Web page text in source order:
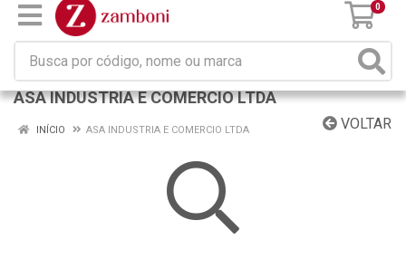
0
ASA INDUSTRIA E COMERCIO LTDA
VOLTAR
INÍCIO ASA INDUSTRIA E COMERCIO LTDA